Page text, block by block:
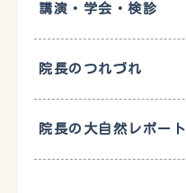
講演・学会・検診
院長のつれづれ
院長の大自然レポート